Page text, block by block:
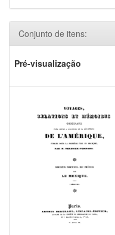
Conjunto de itens:
Pré-visualização